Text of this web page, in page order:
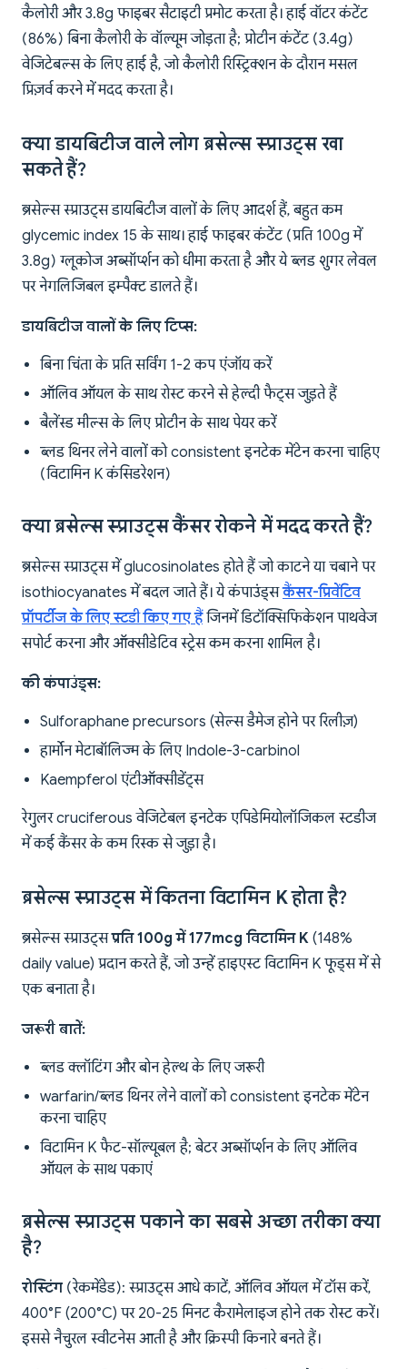
कैलोरी और 3.8g फाइबर सैटाइटी प्रमोट करता है। हाई वॉटर कंटेंट
(86%) बिना कैलोरी के वॉल्यूम जोड़ता है; प्रोटीन कंटेंट (3.4g)
वेजिटेबल्स के लिए हाई है, जो कैलोरी रिस्ट्रिक्शन के दौरान मसल
प्रिज़र्व करने में मदद करता है।
क्या डायबिटीज वाले लोग ब्रसेल्स स्प्राउट्स खा
सकते हैं?
ब्रसेल्स स्प्राउट्स डायबिटीज वालों के लिए आदर्श हैं, बहुत कम
glycemic index 15 के साथ। हाई फाइबर कंटेंट (प्रति 100g में
3.8g) ग्लूकोज अब्सॉर्प्शन को धीमा करता है और ये ब्लड शुगर लेवल
पर नेगलिजिबल इम्पैक्ट डालते हैं।
डायबिटीज वालों के लिए टिप्स:
बिना चिंता के प्रति सर्विंग 1-2 कप एंजॉय करें
ऑलिव ऑयल के साथ रोस्ट करने से हेल्दी फैट्स जुड़ते हैं
बैलेंस्ड मील्स के लिए प्रोटीन के साथ पेयर करें
ब्लड थिनर लेने वालों को consistent इनटेक मेंटेन करना चाहिए
(विटामिन K कंसिडरेशन)
क्या ब्रसेल्स स्प्राउट्स कैंसर रोकने में मदद करते हैं?
ब्रसेल्स स्प्राउट्स में glucosinolates होते हैं जो काटने या चबाने पर
isothiocyanates में बदल जाते हैं। ये कंपाउंड्सकैंसर-प्रिवेंटिव
प्रॉपर्टीज के लिए स्टडी किए गए हैंजिनमें डिटॉक्सिफिकेशन पाथवेज
सपोर्ट करना और ऑक्सीडेटिव स्ट्रेस कम करना शामिल है।
की कंपाउंड्स:
Sulforaphane precursors (सेल्स डैमेज होने पर रिलीज़)
हार्मोन मेटाबॉलिज्म के लिए Indole-3-carbinol
Kaempferol एंटीऑक्सीडेंट्स
रेगुलर cruciferous वेजिटेबल इनटेक एपिडेमियोलॉजिकल स्टडीज
में कई कैंसर के कम रिस्क से जुड़ा है।
ब्रसेल्स स्प्राउट्स में कितना विटामिन K होता है?
ब्रसेल्स स्प्राउट्सप्रति 100g में 177mcg विटामिन K (148%
daily value) प्रदान करते हैं, जो उन्हें हाइएस्ट विटामिन K फूड्स में से
एक बनाता है।
जरूरी बातें:
ब्लड क्लॉटिंग और बोन हेल्थ के लिए जरूरी
warfarin/ब्लड थिनर लेने वालों को consistent इनटेक मेंटेन
करना चाहिए
विटामिन K फैट-सॉल्यूबल है; बेटर अब्सॉर्प्शन के लिए ऑलिव
ऑयल के साथ पकाएं
ब्रसेल्स स्प्राउट्स पकाने का सबसे अच्छा तरीका क्या
है?
रोस्टिंग (रेकमेंडेड): स्प्राउट्स आधे काटें, ऑलिव ऑयल में टॉस करें,
400°F (200°C) पर 20-25 मिनट कैरामेलाइज होने तक रोस्ट करें।
इससे नैचुरल स्वीटनेस आती है और क्रिस्पी किनारे बनते हैं।